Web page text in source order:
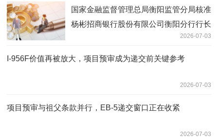
国家金融监督管理总局衡阳监管分局核准
杨彬招商银行股份有限公司衡阳分行行长
2026-07-03
I-956F价值再被放大，项目预审成为递交前关键参考
2026-07-03
项目预审与祖父条款并行，EB-5递交窗口正在收紧
2026-07-03